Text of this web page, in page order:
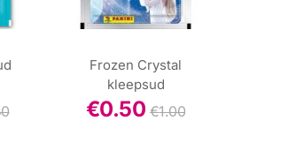
Frozen Crystal
kleepsud
€0.50 €1.00